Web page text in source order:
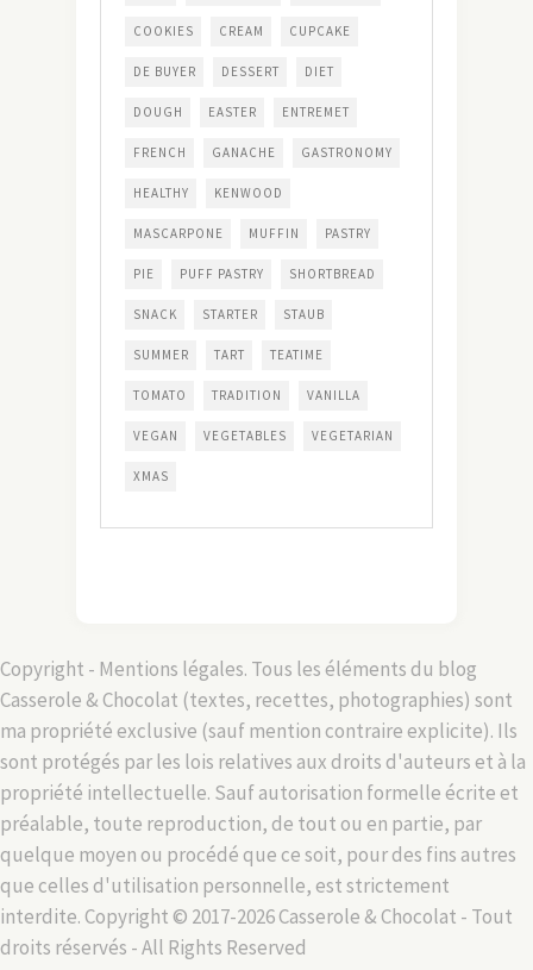
COOKIES CREAM CUPCAKE
DE BUYER DESSERT DIET
DOUGH EASTER ENTREMET
FRENCH GANACHE GASTRONOMY
HEALTHY KENWOOD
MASCARPONE MUFFIN PASTRY
PIE PUFF PASTRY SHORTBREAD
SNACK STARTER STAUB
SUMMER TART TEATIME
TOMATO TRADITION VANILLA
VEGAN VEGETABLES VEGETARIAN
XMAS
Copyright - Mentions légales. Tous les éléments du blog
Casserole & Chocolat (textes, recettes, photographies) sont
ma propriété exclusive (sauf mention contraire explicite). Ils
sont protégés par les lois relatives aux droits d'auteurs et à la
propriété intellectuelle. Sauf autorisation formelle écrite et
préalable, toute reproduction, de tout ou en partie, par
quelque moyen ou procédé que ce soit, pour des fins autres
que celles d'utilisation personnelle, est strictement
interdite. Copyright © 2017-2026 Casserole & Chocolat - Tout
droits réservés - All Rights Reserved